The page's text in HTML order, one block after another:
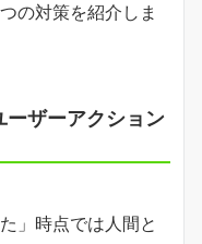
の対策を紹介しま
ザーアクション
」時点では人間と